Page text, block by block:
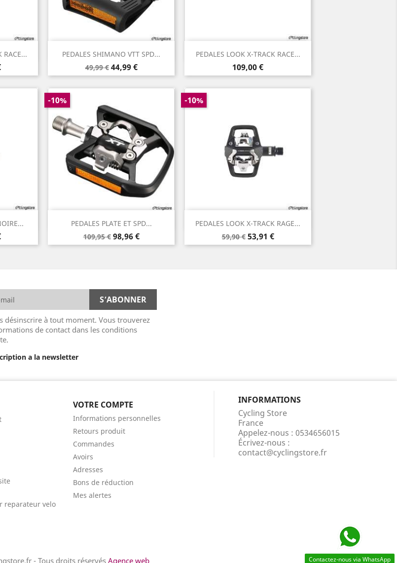
RACE... PEDALES SHIMANO VTT SPD...
Prix
de
base
49,99 € Prix
44,99 €
Aperçu rapide PEDALES LOOK X-TRACK RACE...
Prix
109,00 €
 Aperçu rapide
PEDALES PLATE ET SPD...
Prix
de
109,95 €
-10%
Prix
98,96 €
 Aperçu rapide PEDALES LOOK X-TRACK RAGE...
Prix
de
59,90 €
-10%
Prix
53,91 €
 Aperçu rapide
désinscrire à tout moment. Vous trouverez
de contact dans les conditions
a la newsletter
reparateur velo
VOTRE COMPTE
Informations personnelles
Retours produit
Commandes
Avoirs
Adresses
Bons de réduction
Mes alertes
INFORMATIONS
Cycling Store
France
Appelez-nous : 0534656015
Écrivez-nous :
contact@cyclingstore.fr
Contactez-nous via WhatsApp
- Tous droits réservésAgence web